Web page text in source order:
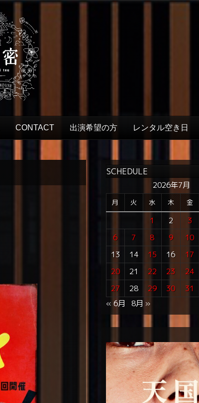
CONTACT 出演希望の方 レンタル空き日
SCHEDULE
2026年7月
月 火 水 木 金
1 2 3
6
7 8 9 10
13
14 15 16 17
20
21 22 23 24
27
28 29 30
31
« 6月
8月 »